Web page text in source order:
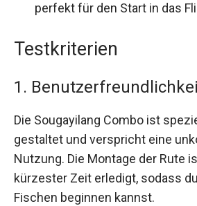
perfekt für den Start in das
Testkriterien
1.
Die Sougayilang Combo ist
gestaltet und verspricht eine
Nutzung. Die Montage der Rute
kürzester Zeit erledigt, sodass
Fischen beginnen kannst.